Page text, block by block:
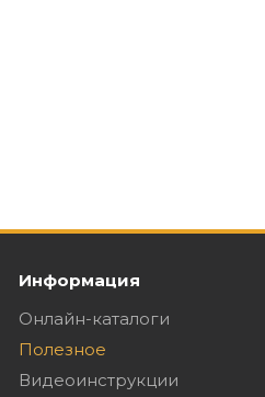
Информация
Онлайн-каталоги
Полезное
Видеоинструкции